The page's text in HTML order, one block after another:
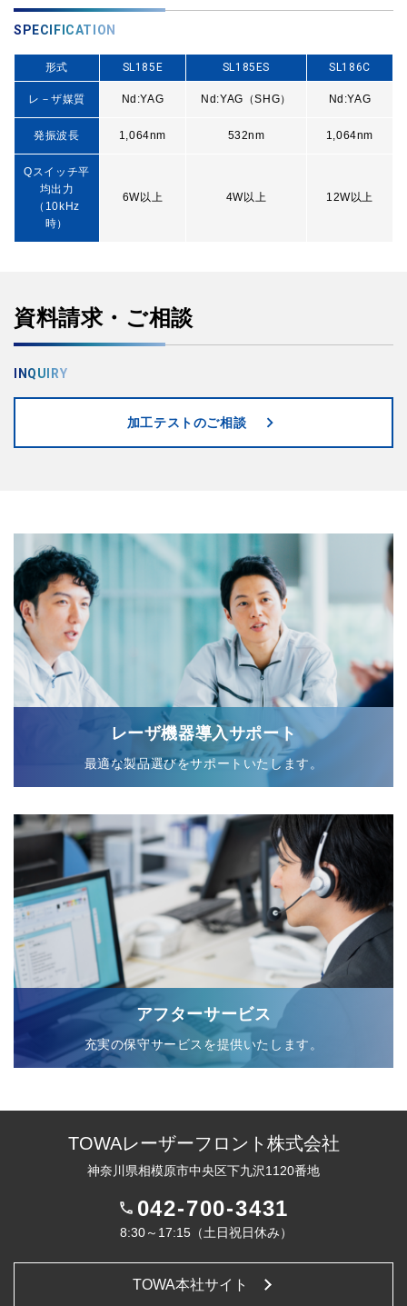
SPECIFICATION
形式 SL185E SL185ES SL186C
レ－ザ媒質 Nd:YAG Nd:YAG（SHG） Nd:YAG
発振波長 1,064nm 532nm 1,064nm
Qスイッチ平
均出力
（10kHz
時）
6W以上 4W以上 12W以上
資料請求・ご相談
INQUIRY
加工テストのご相談 chevron_right
レーザ機器導入サポート
最適な製品選びをサポートいたします。
アフターサービス
充実の保守サービスを提供いたします。
TOWAレーザーフロント株式会社
神奈川県相模原市中央区下九沢1120番地
phone 042-700-3431
8:30～17:15（土日祝日休み）
TOWA本社サイト